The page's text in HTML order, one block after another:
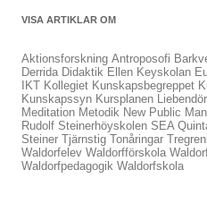
VISA ARTIKLAR OM
Aktionsforskning Antroposofi
Derrida Didaktik Ellen Keyskolan
IKT Kollegiet Kunskapsbegreppet
Kunskapssyn Kursplanen
Meditation Metodik New Public
Rudolf Steinerhöyskolen SEA
Steiner Tjärnstig Tonåringar
Waldorfelev Waldorfförskola
Waldorfpedagogik Waldorfskola